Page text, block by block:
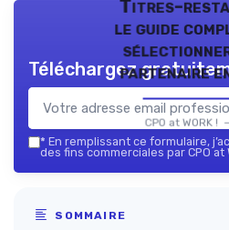
Titres-
le guide
partenaire
CPO at WORK !
Téléchargez
* En remplissant ce formulaire,
des fins commerciales par CPO at
SOMMAIRE